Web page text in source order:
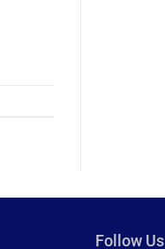
Follow Us